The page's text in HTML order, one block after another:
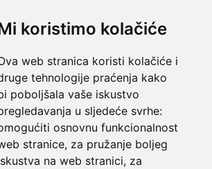
koristimo kolačiće
web stranica koristi kolačiće i
tehnologije praćenja kako
poboljšala vaše iskustvo
u sljedeće svrhe:
osnovnu funkcionalnost
stranice, za pružanje boljeg
na web stranici, za